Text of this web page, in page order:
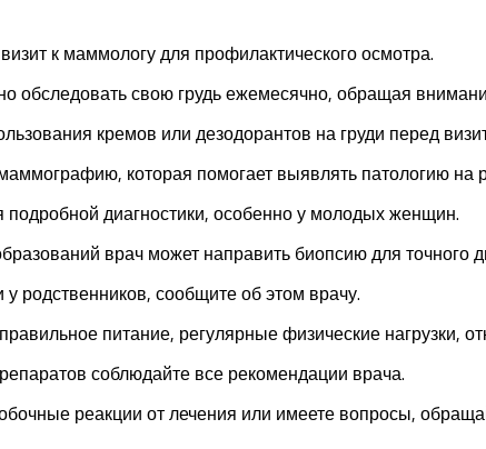
к маммологу для профилактического осмотра.
обследовать свою грудь ежемесячно, обращая
кремов или дезодорантов на груди перед
которая помогает выявлять патологию на
подробной диагностики, особенно у молодых женщин.
врач может направить биопсию для точного
родственников, сообщите об этом врачу.
питание, регулярные физические нагрузки,
соблюдайте все рекомендации врача.
реакции от лечения или имеете вопросы,